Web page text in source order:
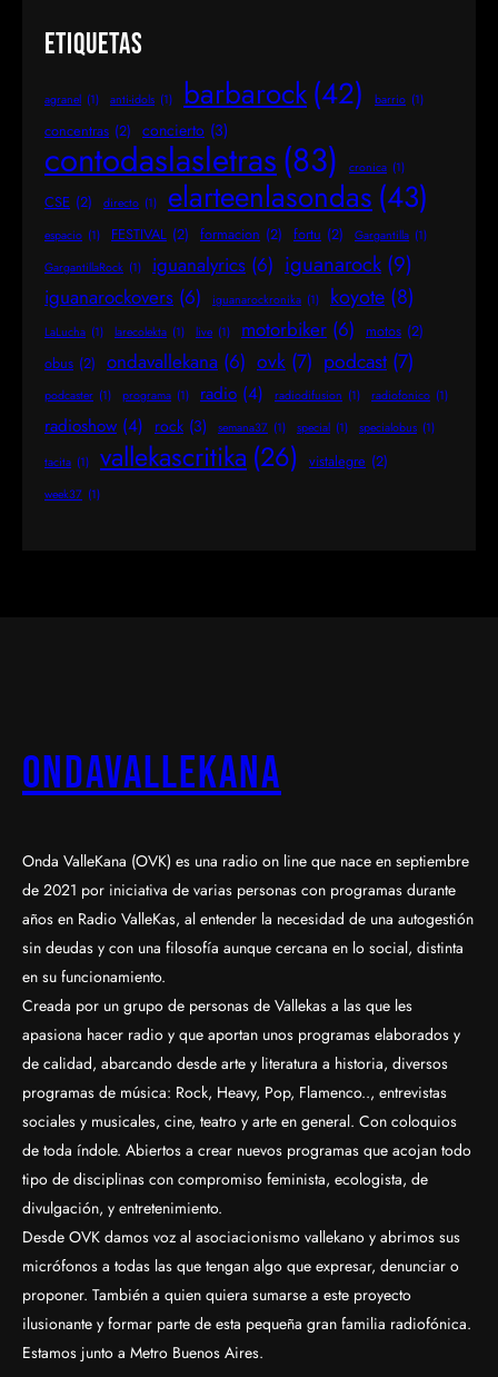
Etiquetas
agranel (1) anti-idols (1) barbarock(42) barrio (1)
concentras (2) concierto (3)
contodaslasletras(83) cronica (1)
CSE (2) directo (1) elarteenlasondas (43)
espacio (1) FESTIVAL (2) formacion (2) fortu (2) Gargantilla (1)
GargantillaRock (1) iguanalyrics (6) iguanarock (9)
iguanarockovers (6) iguanarockronika (1) koyote (8)
LaLucha (1) larecolekta (1) live (1) motorbiker (6) motos (2)
obus (2) ondavallekana (6) ovk (7) podcast (7)
podcaster (1) programa (1) radio (4) radiodifusion (1) radiofonico (1)
radioshow (4) rock (3) semana37 (1) special (1) specialobus (1)
tacita (1) vallekascritika (26) vistalegre (2)
week37 (1)
OndaValleKana
Onda ValleKana (OVK) es una radio on line que nace en septiembre
de 2021 por iniciativa de varias personas con programas durante
años en Radio ValleKas, al entender la necesidad de una autogestión
sin deudas y con una filosofía aunque cercana en lo social, distinta
en su funcionamiento.
Creada por un grupo de personas de Vallekas a las que les
apasiona hacer radio y que aportan unos programas elaborados y
de calidad, abarcando desde arte y literatura a historia, diversos
programas de música: Rock, Heavy, Pop, Flamenco.., entrevistas
sociales y musicales, cine, teatro y arte en general. Con coloquios
de toda índole. Abiertos a crear nuevos programas que acojan todo
tipo de disciplinas con compromiso feminista, ecologista, de
divulgación, y entretenimiento.
Desde OVK damos voz al asociacionismo vallekano y abrimos sus
micrófonos a todas las que tengan algo que expresar, denunciar o
proponer. También a quien quiera sumarse a este proyecto
ilusionante y formar parte de esta pequeña gran familia radiofónica.
Estamos junto a Metro Buenos Aires.